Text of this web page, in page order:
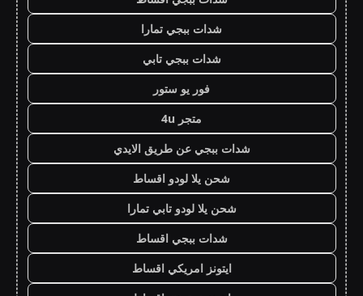
شدات ببجي تمارا
شدات ببجي تابي
فور يو ستور
متجر 4u
شدات ببجي عن طريق الايدي
شحن يلا لودو اقساط
شحن يلا لودو تابي تمارا
شدات ببجي اقساط
ايتونز امريكي اقساط